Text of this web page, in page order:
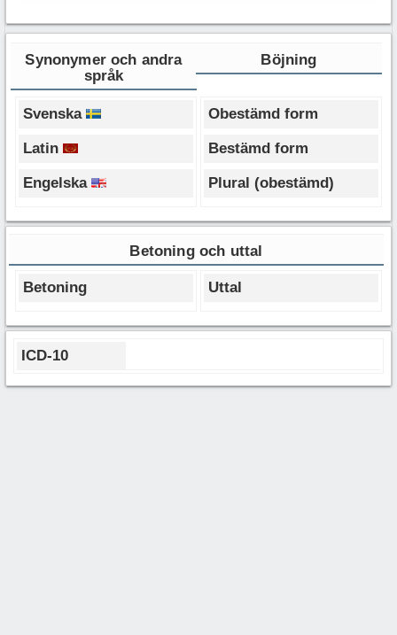
Synonymer och andra
språk
Böjning
Svenska
Latin
Engelska
Obestämd form
Bestämd form
Plural (obestämd)
Betoning och uttal
Betoning Uttal
ICD-10